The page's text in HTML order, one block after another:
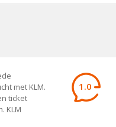
met KLM.
ticket
KLM
1.0